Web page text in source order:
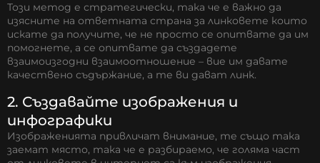
Този метод е стратегически, така че е важно да
изясните на ответната страна за линковете които
искате да получите, че не просто се опитвате да им
помогнете, а се опитвате да създадете
взаимоизгодни взаимоотношение – вие им давате
качествено съдържание, а те ви дават линк.
2. Създавайте изображения и
инфографики
Изображенията привличат внимание, те също така
заемат място, така че е разбираемо, че голяма част